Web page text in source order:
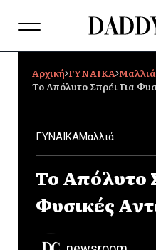
Αρχική ΓΥΝΑΙΚΑ Μαλλιά
Το Απόλυτο Σπρέι Για
ΓΥΝΑΙΚΑΜαλλιά
Το Απόλυτο
Φυσικές